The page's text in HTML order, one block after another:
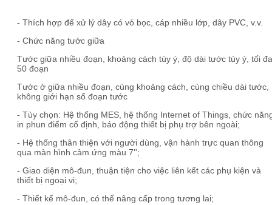
- Thích hợp để xử lý dây có vỏ bọc, cáp nhiều lớp, dây PVC, v.v.
- Chức năng tước giữa
Tước giữa nhiều đoạn, khoảng cách tùy ý, độ dài tước tùy ý, tối đa
50 đoạn
Tước ở giữa nhiều đoạn, cùng khoảng cách, cùng chiều dài tước,
không giới hạn số đoạn tước
- Tùy chọn: Hệ thống MES, hệ thống Internet of Things, chức
in phun điểm cố định, báo động thiết bị phụ trợ bên ngoài;
- Hệ thống thân thiện với người dùng, vận hành trực quan thông
qua màn hình cảm ứng màu 7'';
- Giao diện mô-đun, thuận tiện cho việc liên kết các phụ kiện và
thiết bị ngoại vi;
- Thiết kế mô-đun, có thể nâng cấp trong tương lai;